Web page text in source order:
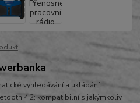
vyhledávání a ukládání
4,2: kompatibilní s jakýmkoliv